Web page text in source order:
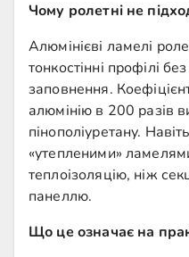
Чому ролетні не
Алюмінієві ламелі
тонкостінні профілі
заповнення.
алюмінію в 200 разів
пінополіуретану.
«утепленими»
теплоізоляцію, ніж
панеллю.
Що це означає на